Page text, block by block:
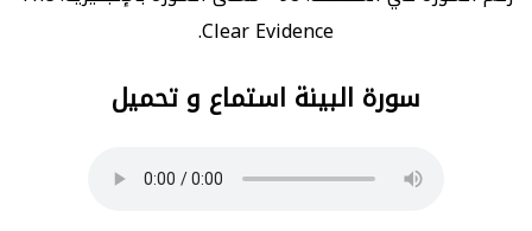
Clear Evidence.
سورة البينة استماع و تحميل